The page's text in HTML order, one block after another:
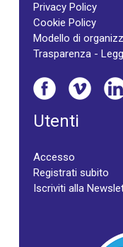
Privacy Policy
Cookie Policy
Modello di
Trasparenza -
Utenti
Accesso
Registrati subito
Iscriviti alla